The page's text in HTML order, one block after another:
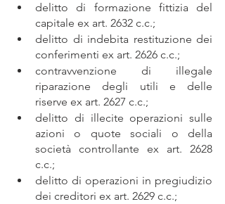
delitto di formazione fittizia del
capitale ex art. 2632 c.c.;
delitto di indebita restituzione dei
conferimenti ex art. 2626 c.c.;
contravvenzione di illegale
riparazione degli utili e delle
riserve ex art. 2627 c.c.;
delitto di illecite operazioni sulle
azioni o quote sociali o della
società controllante ex art. 2628
c.c.;
delitto di operazioni in pregiudizio
dei creditori ex art. 2629 c.c.;